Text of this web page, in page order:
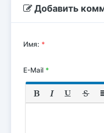
Добавить
Имя: *
E-Mail *